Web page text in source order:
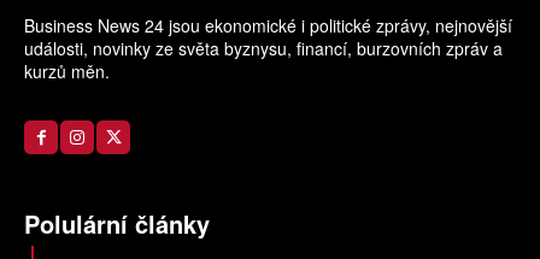
Business News 24 jsou ekonomické i politické zprávy, nejnovější
události, novinky ze světa byznysu, financí, burzovních zpráv a
kurzů měn.
Polulární články